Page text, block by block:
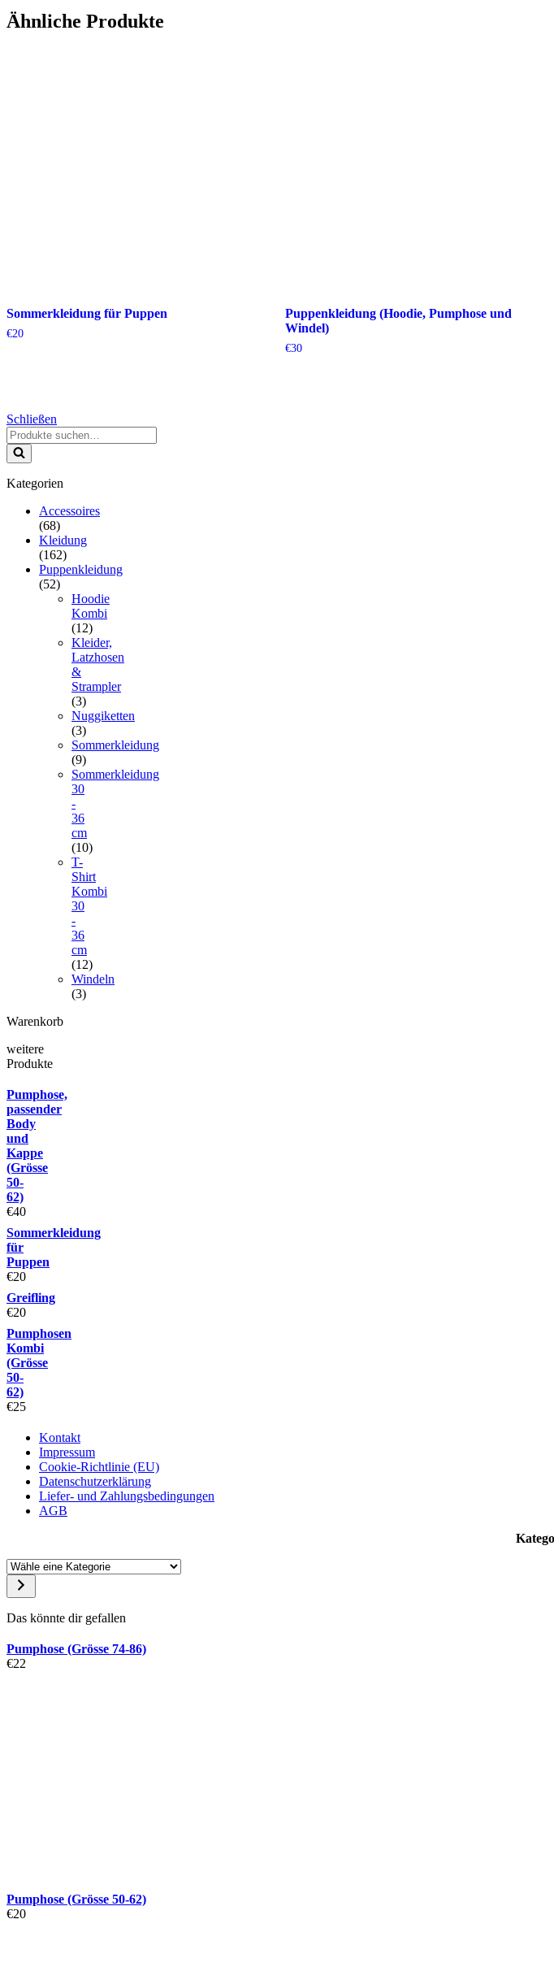
Ähnliche Produkte
Sommerkleidung für Puppen
€20
Puppenkleidung (Hoodie, Pumphose und
Windel)
€30
Schließen
Suchen
nach …
Kategorien
Accessoires
(68)
Kleidung
(162)
Puppenkleidung
(52)
Hoodie
Kombi
(12)
Kleider,
Latzhosen
&
Strampler
(3)
Nuggiketten
(3)
Sommerkleidung
(9)
Sommerkleidung
30
-
36
cm
(10)
T-
Shirt
Kombi
30
-
36
cm
(12)
Windeln
(3)
Warenkorb
weitere
Produkte
Pumphose,
passender
Body
und
Kappe
(Grösse
50-
62)
€40
Sommerkleidung
für
Puppen
€20
Greifling
€20
Pumphosen
Kombi
(Grösse
50-
62)
€25
Kontakt
Impressum
Cookie-Richtlinie (EU)
Datenschutzerklärung
Liefer- und Zahlungsbedingungen
AGB
Wähle
eine
Kategorie
Das könnte dir gefallen
Pumphose (Grösse 74-86)
€22
Pumphose (Grösse 50-62)
€20